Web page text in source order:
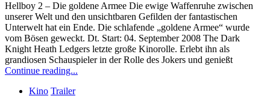
Hellboy 2 – Die goldene Armee Die ewige Waffenruhe zwischen
unserer Welt und den unsichtbaren Gefilden der fantastischen
Unterwelt hat ein Ende. Die schlafende „goldene Armee“ wurde
vom Bösen geweckt. Dt. Start: 04. September 2008 The Dark
Knight Heath Ledgers letzte große Kinorolle. Erlebt ihn als
grandiosen Schauspieler in der Rolle des Jokers und genießt
Continue reading...
Kino Trailer